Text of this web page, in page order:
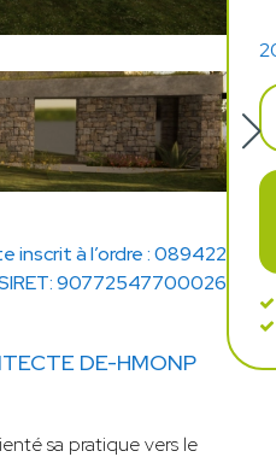
inscrit à l’ordre : 089422
90772547700026
DE-HMONP
sa pratique vers le